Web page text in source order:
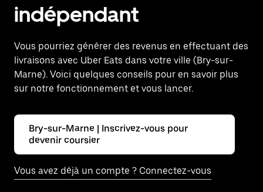
indépendant
Vous pourriez générer des revenus en effectuant des
livraisons avec Uber Eats dans votre ville (Bry-sur-
Marne). Voici quelques conseils pour en savoir plus
sur notre fonctionnement et vous lancer.
Bry-sur-Marne | Inscrivez-vous pour
devenir coursier
Vous avez déjà un compte ? Connectez-vous